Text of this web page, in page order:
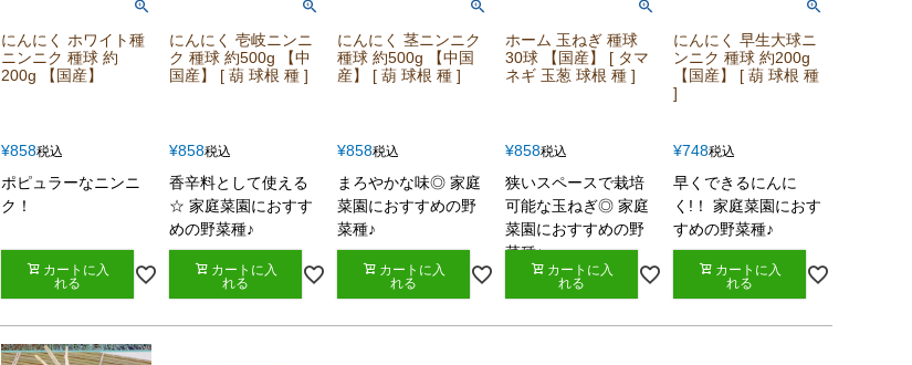
にんにく ホワイト種
ニンニク 種球 約
200g 【国産】
¥858税込
ポピュラーなニンニ
ク！
カートに入
れる
にんにく 壱岐ニンニ
ク 種球 約500g 【中
国産】 [ 葫 球根 種 ]
¥858税込
香辛料として使える
☆ 家庭菜園におすす
めの野菜種♪
カートに入
れる
にんにく 茎ニンニク
種球 約500g 【中国
産】 [ 葫 球根 種 ]
¥858税込
まろやかな味◎ 家庭
菜園におすすめの野
菜種♪
カートに入
れる
ホーム 玉ねぎ 種球
30球 【国産】 [ タマ
ネギ 玉葱 球根 種 ]
¥858税込
狭いスペースで栽培
可能な玉ねぎ◎ 家庭
菜園におすすめの野
菜種♪
カートに入
れる
にんにく 早生大球ニ
ンニク 種球 約200g
【国産】 [ 葫 球根 種
]
¥748税込
早くできるにんに
く!！ 家庭菜園におす
すめの野菜種♪
カートに入
れる